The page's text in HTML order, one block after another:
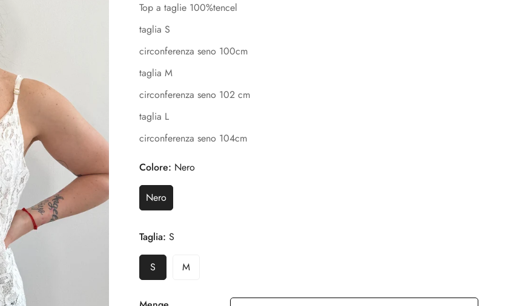
Top a taglie 100%tencel
taglia S
circonferenza seno 100cm
taglia M
circonferenza seno 102 cm
taglia L
circonferenza seno 104cm
Colore: Nero
Nero
Taglia: S
S M